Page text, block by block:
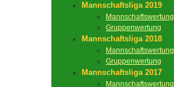
Mannschaftsliga 2019
Mannschaftswertung
Gruppenwertung
Mannschaftsliga 2018
Mannschaftswertung
Gruppenwertung
Mannschaftsliga 2017
Mannschaftswertung